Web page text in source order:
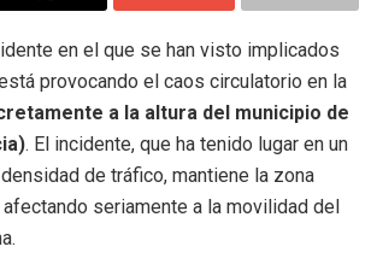
en el que se han visto implicados
provocando el caos circulatorio en la
a la altura del municipio de
. El incidente, que ha tenido lugar en un
de tráfico, mantiene la zona
seriamente a la movilidad del